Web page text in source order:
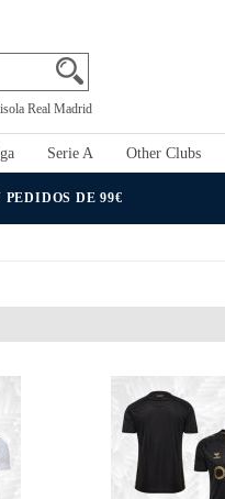
Real Madrid
Serie A Other Clubs
DE 99€